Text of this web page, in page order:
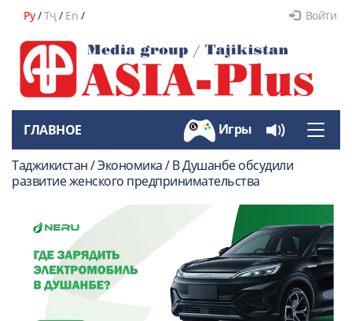
Ру/Тҷ/ En / Войти
Toggle
ГЛАВНОЕ Игры
Таджикистан / Экономика / В Душанбе обсудили
развитие женского предпринимательства